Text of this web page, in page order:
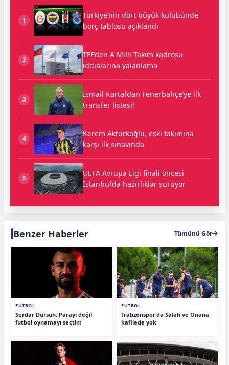
1
Türkiye’nin dört büyük kulübünde
borç tablosu açıklandı
2
TFF’den A Milli Takım kadrosu
iddialarına yalanlama
3
İsmail Kartal’dan Fenerbahçe’ye ilk
transfer listesi!
4
Kerem Aktürkoğlu, eski takımına
karşı ilk sınavında
5
UEFA Avrupa Ligi finali öncesi
İstanbul’da hazırlıklar sürüyor
Benzer Haberler Tümünü Gör
FUTBOL
Serdar Dursun: Parayı değil
futbol oynamayı seçtim
FUTBOL
Trabzonspor'da Salah ve Onana
kafilede yok